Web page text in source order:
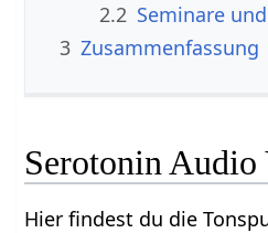
2.2 Seminare
3 Zusammenfassung
Serotonin‏‎
Hier findest du die